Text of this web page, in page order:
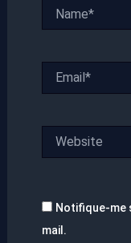
Notifique-me
mail.